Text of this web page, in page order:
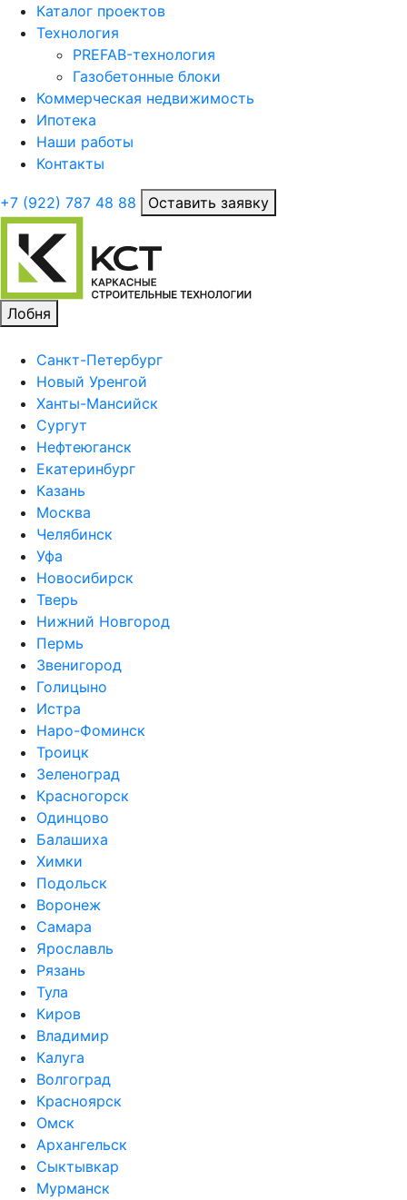
Каталог проектов
Технология
PREFAB-технология
Газобетонные блоки
Коммерческая недвижимость
Ипотека
Наши работы
Контакты
+7 (922) 787 48 88 Оставить заявку
Лобня
Санкт-Петербург
Новый Уренгой
Ханты-Мансийск
Сургут
Нефтеюганск
Екатеринбург
Казань
Москва
Челябинск
Уфа
Новосибирск
Тверь
Нижний Новгород
Пермь
Звенигород
Голицыно
Истра
Наро-Фоминск
Троицк
Зеленоград
Красногорск
Одинцово
Балашиха
Химки
Подольск
Воронеж
Самара
Ярославль
Рязань
Тула
Киров
Владимир
Калуга
Волгоград
Красноярск
Омск
Архангельск
Сыктывкар
Мурманск